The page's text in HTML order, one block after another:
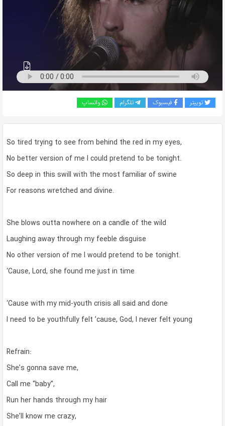
توییتر فیسبوک تلگرام واتساپ
So tired trying to see from behind the red in my eyes,
No better version of me I could pretend to be tonight.
So deep in this swill with the most familiar of swine
For reasons wretched and divine.
She blows outta nowhere on a candle of the wild
Laughing away through my feeble disguise
No other version of me I would pretend to be tonight.
‘Cause, Lord, she found me just in time
‘Cause with my mid-youth crisis all said and done
I need to be youthfully felt ’cause, God, I never felt young
Refrain:
She’s gonna save me,
Call me “baby”,
Run her hands through my hair
She’ll know me crazy,